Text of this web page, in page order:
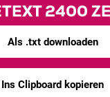
2400
Als .txt downloaden
Ins Clipboard kopieren